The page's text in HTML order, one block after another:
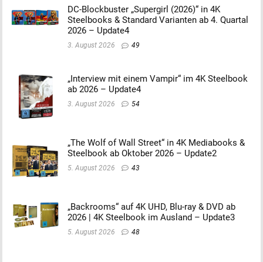
DC-Blockbuster „Supergirl (2026)“ in 4K
Steelbooks & Standard Varianten ab 4. Quartal
2026 – Update4
3. August 2026 49
„Interview mit einem Vampir“ im 4K Steelbook
ab 2026 – Update4
3. August 2026 54
„The Wolf of Wall Street“ in 4K Mediabooks &
Steelbook ab Oktober 2026 – Update2
5. August 2026 43
„Backrooms“ auf 4K UHD, Blu-ray & DVD ab
2026 | 4K Steelbook im Ausland – Update3
5. August 2026 48